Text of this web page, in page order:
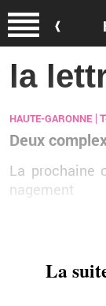
la
HAUTE-GARONNE
Deux
La pro­chaine
na­ge­ment
La